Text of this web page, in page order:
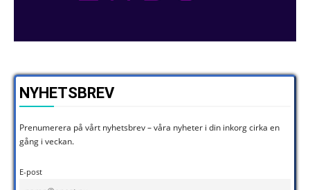
NYHETSBREV
Prenumerera på vårt nyhetsbrev – våra nyheter i din inkorg cirka en
gång i veckan.
E-post